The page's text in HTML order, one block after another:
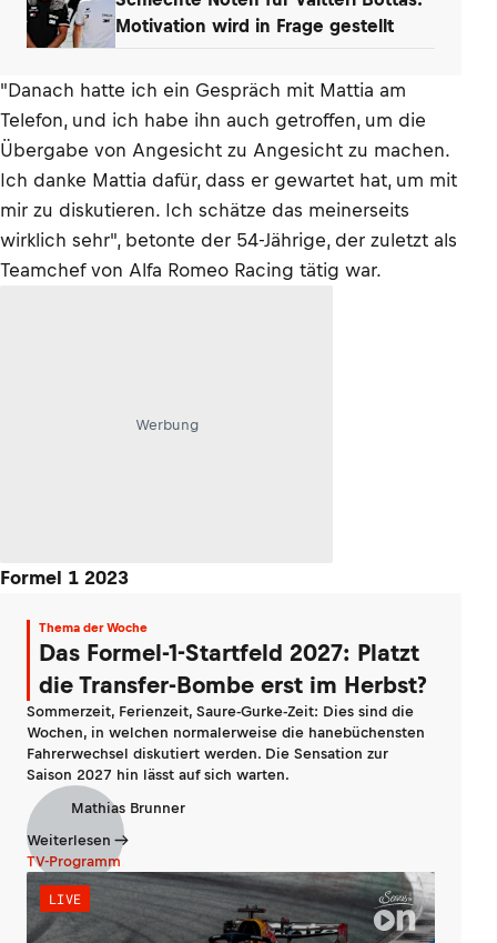
Motivation wird in Frage gestellt
"Danach hatte ich ein Gespräch mit Mattia am
Telefon, und ich habe ihn auch getroffen, um die
Übergabe von Angesicht zu Angesicht zu machen.
Ich danke Mattia dafür, dass er gewartet hat, um mit
mir zu diskutieren. Ich schätze das meinerseits
wirklich sehr", betonte der 54-Jährige, der zuletzt als
Teamchef von Alfa Romeo Racing tätig war.
Werbung
Formel 1 2023
Thema der Woche
Das Formel-1-Startfeld 2027: Platzt
die Transfer-Bombe erst im Herbst?
Sommerzeit, Ferienzeit, Saure-Gurke-Zeit: Dies sind die
Wochen, in welchen normalerweise die hanebüchensten
Fahrerwechsel diskutiert werden. Die Sensation zur
Saison 2027 hin lässt auf sich warten.
Mathias Brunner
Weiterlesen
TV-Programm
LIVE